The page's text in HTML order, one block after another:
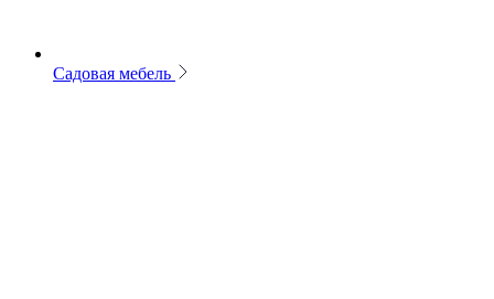
Садовая мебель